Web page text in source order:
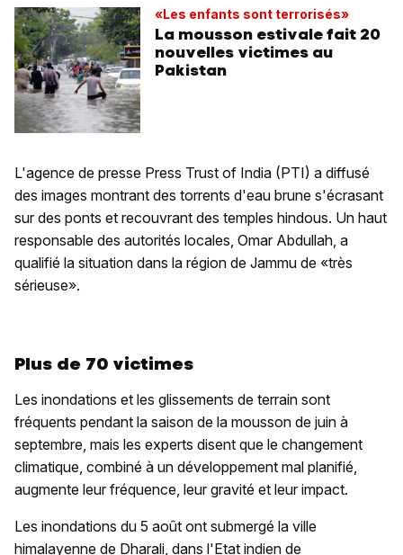
«Les enfants sont terrorisés»
La mousson estivale fait 20
nouvelles victimes au
Pakistan
L'agence de presse Press Trust of India (PTI) a diffusé
des images montrant des torrents d'eau brune s'écrasant
sur des ponts et recouvrant des temples hindous. Un haut
responsable des autorités locales, Omar Abdullah, a
qualifié la situation dans la région de Jammu de «très
sérieuse».
Plus de 70 victimes
Les inondations et les glissements de terrain sont
fréquents pendant la saison de la mousson de juin à
septembre, mais les experts disent que le changement
climatique, combiné à un développement mal planifié,
augmente leur fréquence, leur gravité et leur impact.
Les inondations du 5 août ont submergé la ville
himalayenne de Dharali, dans l'Etat indien de